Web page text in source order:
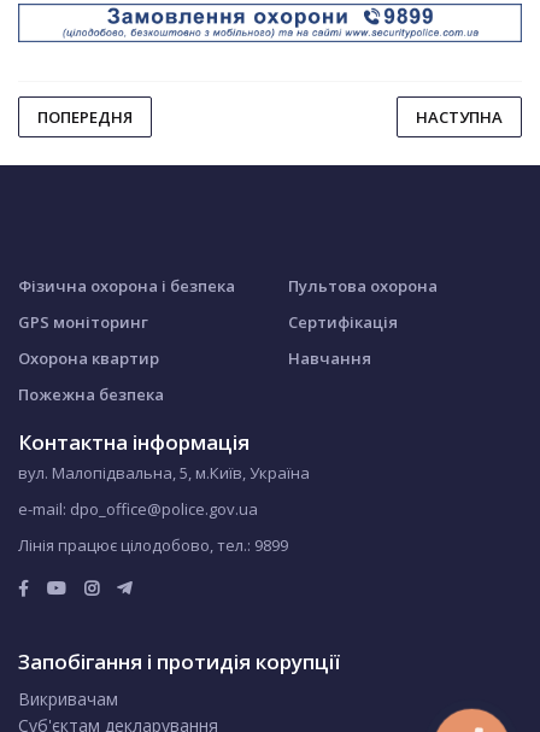
ПОПЕРЕДНЯ НАСТУПНА
Фізична охорона і безпека
GPS моніторинг
Охорона квартир
Пожежна безпека
Пультова охорона
Сертифікація
Навчання
Контактна інформація
вул. Малопідвальна, 5, м.Київ, Україна
e-mail: dpo_office@police.gov.ua
Лінія працює цілодобово, тел.: 9899
Запобігання і протидія корупції
Викривачам
Суб'єктам декларування